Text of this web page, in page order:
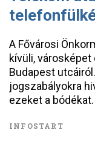
A Fővárosi
kívüli,
Budapest
jogszabályokra
ezeket a bódékat.
INFOSTART